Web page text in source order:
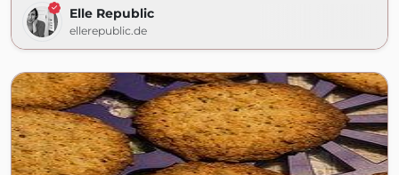
Elle Republic
ellerepublic.de